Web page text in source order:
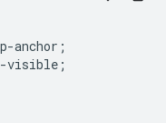
anchor ;
visible ;